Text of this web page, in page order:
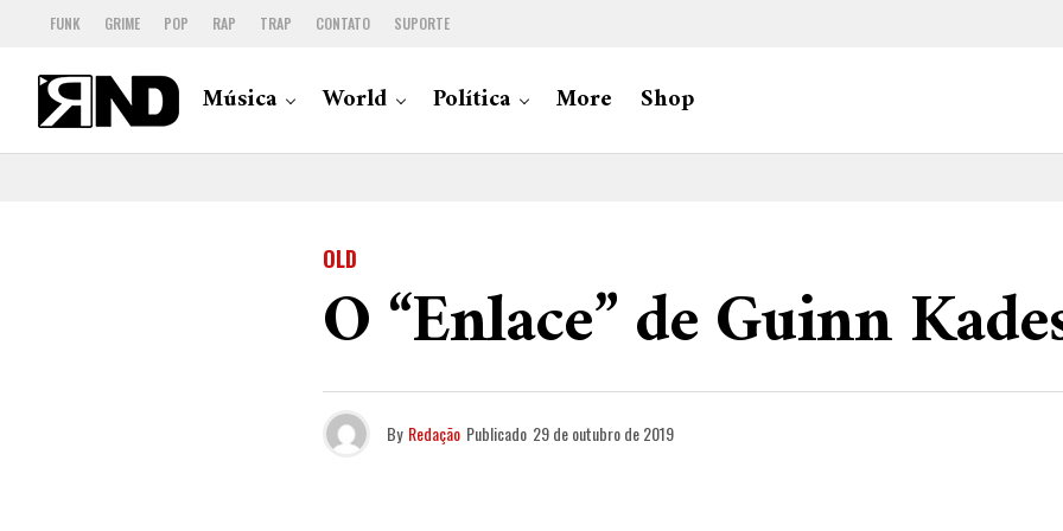
FUNK GRIME POP RAP TRAP CONTATO SUPORTE
Música World Política More Shop
OLD
O “Enlace” de Guinn
By Redação Publicado 29 de outubro de 2019